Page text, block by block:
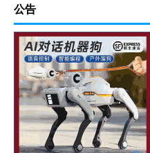
公告